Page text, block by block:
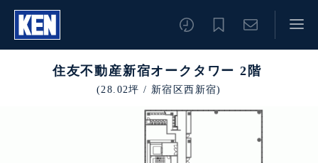
住友不動産新宿オークタワー 2階
(28.02坪 / 新宿区西新宿)